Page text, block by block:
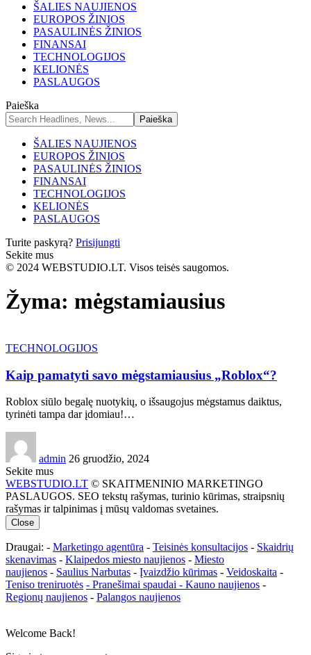
ŠALIES NAUJIENOS
EUROPOS ŽINIOS
PASAULINĖS ŽINIOS
FINANSAI
TECHNOLOGIJOS
KELIONĖS
PASLAUGOS
Paieška
ŠALIES NAUJIENOS
EUROPOS ŽINIOS
PASAULINĖS ŽINIOS
FINANSAI
TECHNOLOGIJOS
KELIONĖS
PASLAUGOS
Turite paskyrą? Prisijungti
Sekite mus
© 2024 WEBSTUDIO.LT. Visos teisės saugomos.
Žyma: mėgstamiausius
TECHNOLOGIJOS
Kaip pamatyti savo mėgstamiausius „Roblox“?
Roblox siūlo begalę nuotykių, o išsaugojus mėgstamus daiktus,
tyrinėti tampa dar įdomiau!…
admin 26 gruodžio, 2024
Sekite mus
WEBSTUDIO.LT © SKAITMENINIO MARKETINGO
PASLAUGOS. SEO tekstų rašymas, turinio kūrimas, straipsnių
rašymas ir talpinimas į mūsų valdomas svetaines.
Close
Draugai: - Marketingo agentūra - Teisinės konsultacijos - Skaidrių
skenavimas - Klaipedos miesto naujienos - Miesto
naujienos - Saulius Narbutas - Įvaizdžio kūrimas - Veidoskaita -
Teniso treniruotės - Pranešimai spaudai - Kauno naujienos -
Regionų naujienos - Palangos naujienos
Welcome Back!